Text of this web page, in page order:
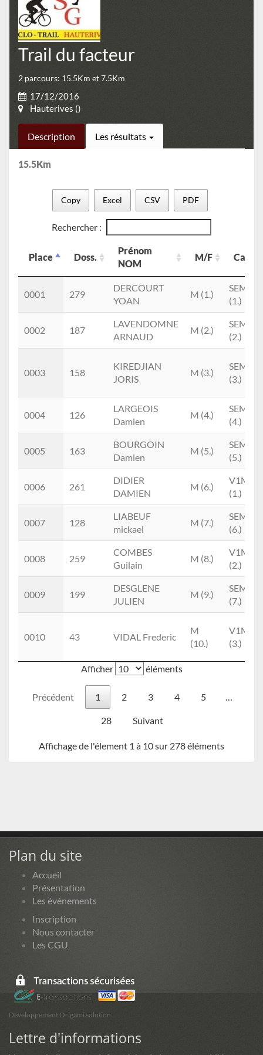
Trail du facteur
2 parcours: 15.5Km et 7.5Km
17/12/2016
Hauterives ()
Description Les résultats
15.5Km
Copy Excel CSV PDF
Rechercher :
Place Doss.
Prénom
NOM
M/F Cat.
Prénom
NOM
Cat.
0001
279
DERCOURT
YOAN
M (1.)
SEM
(1.)
0002 187
LAVENDOMNE
ARNAUD
M (2.)
SEM
(2.)
0003 158
KIREDJIAN
JORIS
M (3.)
SEM
(3.)
0004 126
LARGEOIS
Damien
M (4.)
SEM
(4.)
0005 163
BOURGOIN
Damien
M (5.)
SEM
(5.)
0006 261
DIDIER
DAMIEN
M (6.)
V1M
(1.)
0007 128
LIABEUF
mickael
M (7.)
SEM
(6.)
0008 259
COMBES
Guilain
M (8.)
V1M
(2.)
0009 199
DESGLENE
JULIEN
M (9.)
SEM
(7.)
0010 43 VIDAL Frederic
M
(10.)
V1M
(3.)
Afficher éléments
Précédent 1 2 3 4 5 …
28 Suivant
Affichage de l'élement 1 à 10 sur 278 éléments
Plan du site
Accueil
Présentation
Les événements
Inscription
Nous contacter
Les CGU
Développement Origami solution
Lettre d'informations